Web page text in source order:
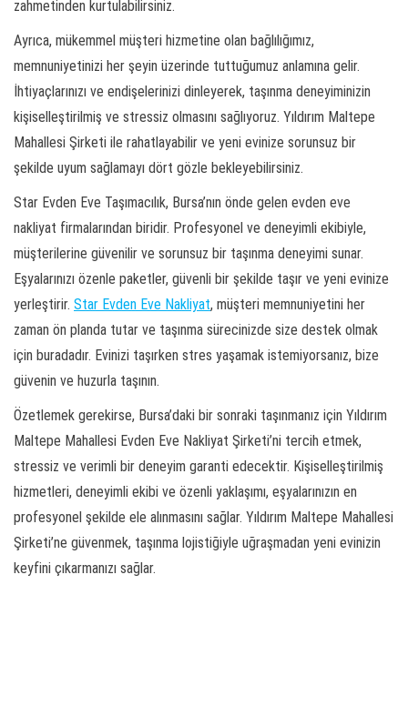
zahmetinden kurtulabilirsiniz.
Ayrıca, mükemmel müşteri hizmetine olan bağlılığımız,
memnuniyetinizi her şeyin üzerinde tuttuğumuz anlamına gelir.
İhtiyaçlarınızı ve endişelerinizi dinleyerek, taşınma deneyiminizin
kişiselleştirilmiş ve stressiz olmasını sağlıyoruz. Yıldırım Maltepe
Mahallesi Şirketi ile rahatlayabilir ve yeni evinize sorunsuz bir
şekilde uyum sağlamayı dört gözle bekleyebilirsiniz.
Star Evden Eve Taşımacılık, Bursa’nın önde gelen evden eve
nakliyat firmalarından biridir. Profesyonel ve deneyimli ekibiyle,
müşterilerine güvenilir ve sorunsuz bir taşınma deneyimi sunar.
Eşyalarınızı özenle paketler, güvenli bir şekilde taşır ve yeni evinize
yerleştirir. Star Evden Eve Nakliyat, müşteri memnuniyetini her
zaman ön planda tutar ve taşınma sürecinizde size destek olmak
için buradadır. Evinizi taşırken stres yaşamak istemiyorsanız, bize
güvenin ve huzurla taşının.
Özetlemek gerekirse, Bursa’daki bir sonraki taşınmanız için Yıldırım
Maltepe Mahallesi Evden Eve Nakliyat Şirketi’ni tercih etmek,
stressiz ve verimli bir deneyim garanti edecektir. Kişiselleştirilmiş
hizmetleri, deneyimli ekibi ve özenli yaklaşımı, eşyalarınızın en
profesyonel şekilde ele alınmasını sağlar. Yıldırım Maltepe Mahallesi
Şirketi’ne güvenmek, taşınma lojistiğiyle uğraşmadan yeni evinizin
keyfini çıkarmanızı sağlar.